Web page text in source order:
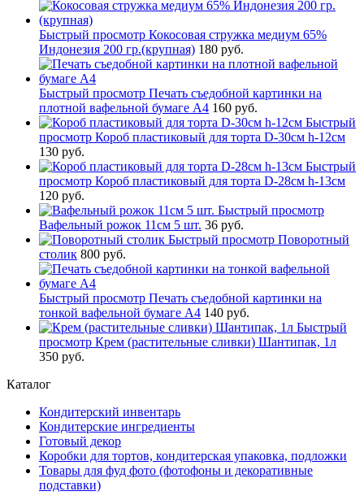
Быстрый просмотр Кокосовая стружка медиум 65%
Индонезия 200 гр.(крупная) 180 руб.
Быстрый просмотр Печать съедобной картинки на
плотной вафельной бумаге А4 160 руб.
Быстрый
просмотр Короб пластиковый для торта D-30см h-12см
130 руб.
Быстрый
просмотр Короб пластиковый для торта D-28см h-13см
120 руб.
Быстрый просмотр
Вафельный рожок 11см 5 шт. 36 руб.
Быстрый просмотр Поворотный
столик 800 руб.
Быстрый просмотр Печать съедобной картинки на
тонкой вафельной бумаге А4 140 руб.
Быстрый
просмотр Крем (растительные сливки) Шантипак, 1л
350 руб.
Каталог
Кондитерский инвентарь
Кондитерские ингредиенты
Готовый декор
Коробки для тортов, кондитерская упаковка, подложки
Товары для фуд фото (фотофоны и декоративные
подставки)